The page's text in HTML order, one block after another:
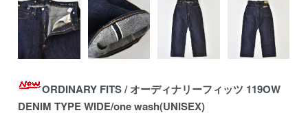
ORDINARY FITS / オーディナリーフィッツ 119OW
DENIM TYPE WIDE/one wash(UNISEX)